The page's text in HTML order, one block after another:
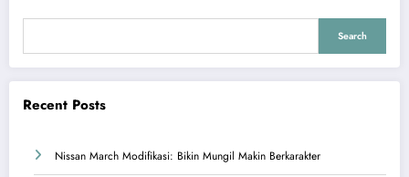
Search
Recent Posts
Nissan March Modifikasi: Bikin Mungil Makin Berkarakter